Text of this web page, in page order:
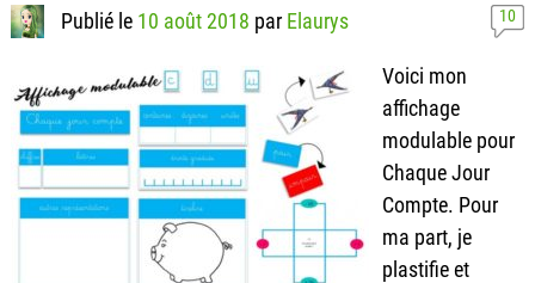
Publié le 10 août 2018 par Elaurys 10
Voici mon
affichage
modulable pour
Chaque Jour
Compte. Pour
ma part, je
plastifie et